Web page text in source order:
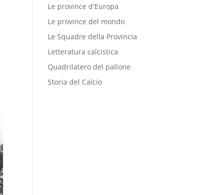
Le province d'Europa
Le province del mondo
Le Squadre della Provincia
Letteratura calcistica
Quadrilatero del pallone
Storia del Calcio